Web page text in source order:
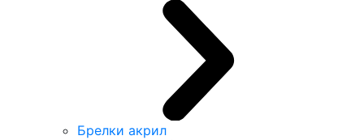
Брелки акрил